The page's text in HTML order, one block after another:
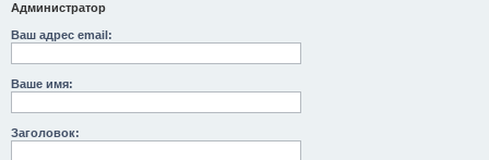
Администратор
Ваш адрес email:
Ваше имя:
Заголовок: